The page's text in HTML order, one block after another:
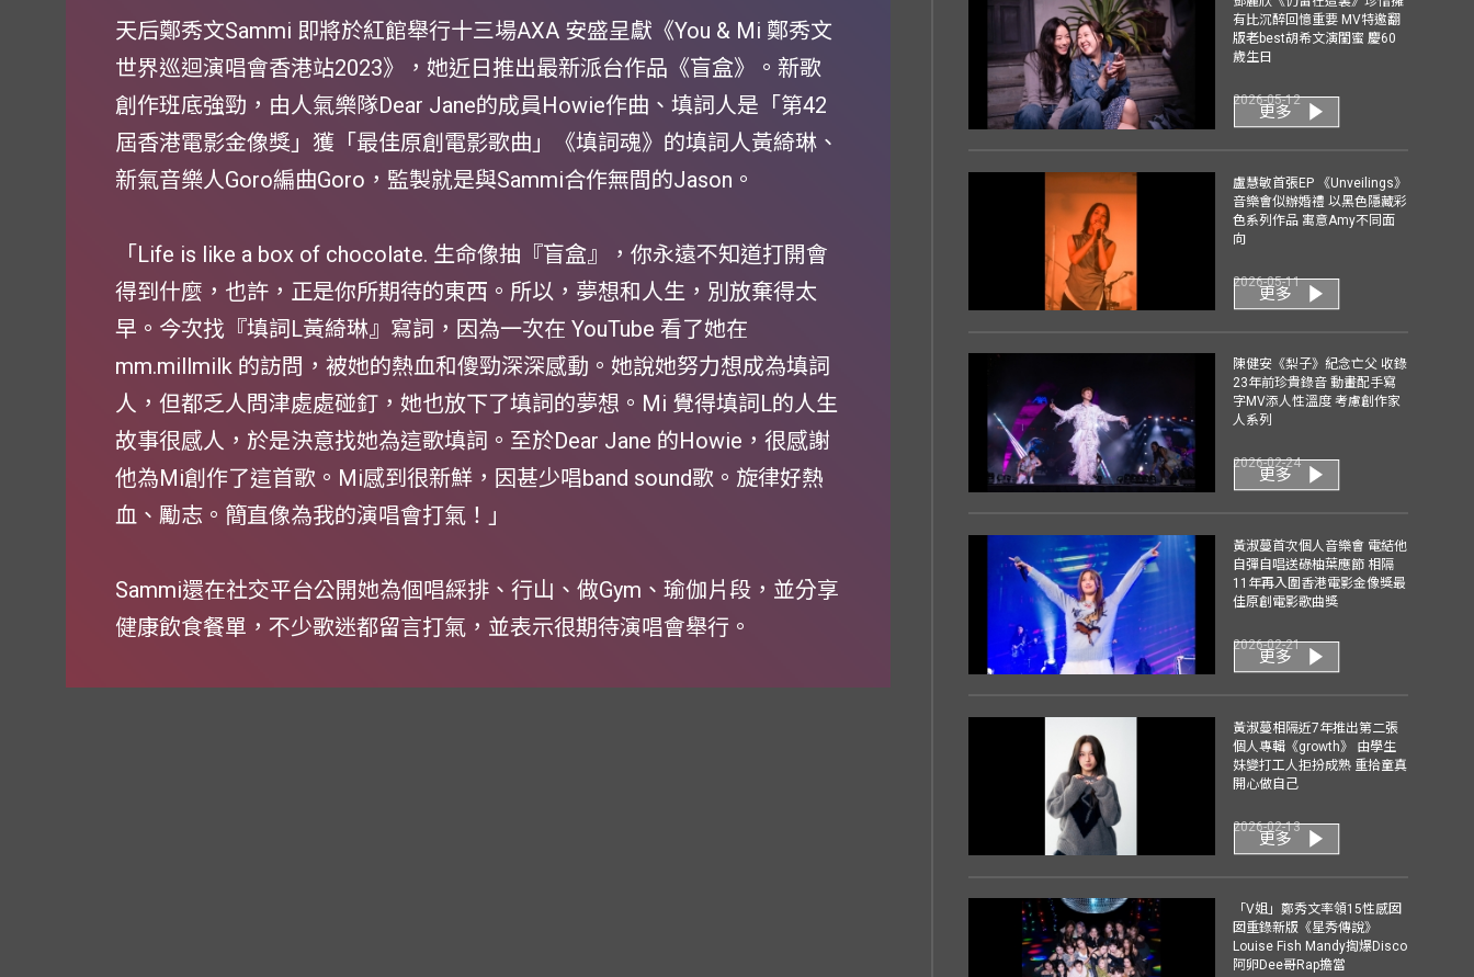
天后鄭秀文Sammi 即將於紅館舉行十三場AXA 安盛呈獻《You & Mi 鄭秀文
世界巡迴演唱會香港站2023》，她近日推出最新派台作品《盲盒》。新歌
創作班底強勁，由人氣樂隊Dear Jane的成員Howie作曲、填詞人是「第42
屆香港電影金像獎」獲「最佳原創電影歌曲」《填詞魂》的填詞人黃綺琳、
新氣音樂人Goro編曲Goro，監製就是與Sammi合作無間的Jason。
「Life is like a box of chocolate. 生命像抽『盲盒』，你永遠不知道打開會
得到什麼，也許，正是你所期待的東西。所以，夢想和人生，別放棄得太
早。今次找『填詞L黃綺琳』寫詞，因為一次在 YouTube 看了她在
mm.millmilk 的訪問，被她的熱血和傻勁深深感動。她說她努力想成為填詞
人，但都乏人問津處處碰釘，她也放下了填詞的夢想。Mi 覺得填詞L的人生
故事很感人，於是決意找她為這歌填詞。至於Dear Jane 的Howie，很感謝
他為Mi創作了這首歌。Mi感到很新鮮，因甚少唱band sound歌。旋律好熱
血、勵志。簡直像為我的演唱會打氣！」
Sammi還在社交平台公開她為個唱綵排、行山、做Gym、瑜伽片段，並分享
健康飲食餐單，不少歌迷都留言打氣，並表示很期待演唱會舉行。
有比沉醉回憶重要 MV特邀翻
版老best胡希文演閨蜜 慶60
歲生日
2026-05-12
更多
盧慧敏首張EP 《Unveilings》
音樂會似辦婚禮 以黑色隱藏彩
色系列作品 寓意Amy不同面
向
2026-05-11
更多
陳健安《梨子》紀念亡父 收錄
23年前珍貴錄音 動畫配手寫
字MV添人性溫度 考慮創作家
人系列
2026-02-24
更多
黃淑蔓首次個人音樂會 電結他
自彈自唱送碌柚葉應節 相隔
11年再入圍香港電影金像獎最
佳原創電影歌曲獎
2026-02-21
更多
黃淑蔓相隔近7年推出第二張
個人專輯《growth》 由學生
妹變打工人拒扮成熟 重拾童真
開心做自己
2026-02-13
更多
「V姐」鄭秀文率領15性感囡
囡重錄新版《星秀傳說》
Louise Fish Mandy揈爆Disco
阿卵Dee哥Rap擔當